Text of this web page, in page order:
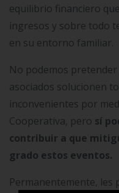
equilibrio financiero
ingresos y sobre todo
en su entorno familiar.
No podemos
asociados solucionen
inconvenientes por
Cooperativa, pero sí
contribuir a que
grado estos eventos.
Permanentemente, les